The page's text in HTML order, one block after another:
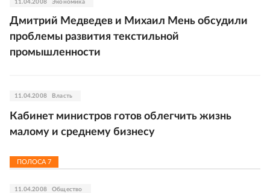
11.04.2008 Экономика
Дмитрий Медведев и Михаил Мень обсудили
проблемы развития текстильной
промышленности
11.04.2008 Власть
Кабинет министров готов облегчить жизнь
малому и среднему бизнесу
ПОЛОСА 7
11.04.2008 Общество